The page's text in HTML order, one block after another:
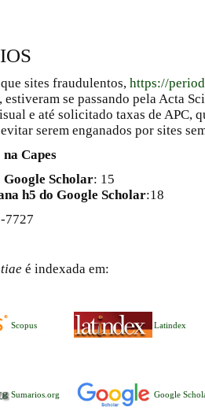
sites fraudulentos, https://
, estiveram se passando pela Acta
e até solicitado taxas de APC,
serem enganados por sites
Capes
Google Scholar: 15
h5 do Google Scholar:18
7727
é indexada em:
Scopus Latindex
Sumarios.org Google